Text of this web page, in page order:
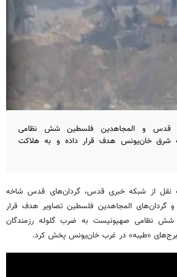
قدس و المجاهدین فلسطین شش نظامی
شرق خان‌یونس هدف قرار داده و به هلاکت
از شبکه خبری قدس، گردان‌های قدس شاخه
گردان‌های المجاهدین فلسطین تصاویر هدف قرار
نظامی صهیونیست به ضرب گلوله رزمندگان
برج‌های «طیبه» در غرب خان‌یونس پخش کرد.